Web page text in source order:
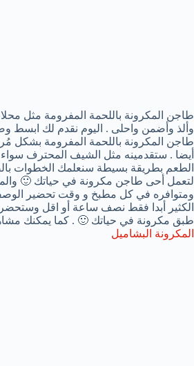
طاجن المكرونة باللحمة المفرومة مثل
وألذ وأضمن واحلى . اليوم نقدم لك ابسط
طاجن المكرونة باللحمة المفرومة بشكل
أيضا . ستقدمينه مثل الشيف المحترف
الطعم بطريقة بسيطة سنعلمك الخطوات
لتعمل أحى طاجن مكرونة في حياتك 🙂
ومتوافره في كل مطبخ و وقت تحضير
الكثير أبدا فقط نصف ساعة أو اقل
طبق مكرونة في حياتك 🙂 . كما يمكنك
المكرونة البشاميل